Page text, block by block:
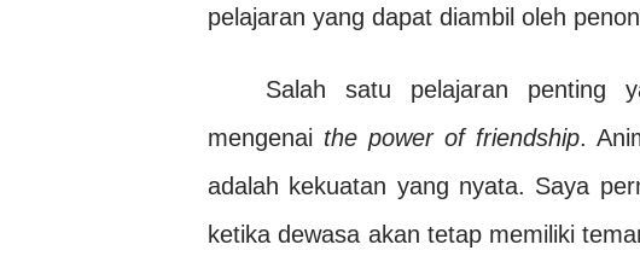
pelajaran yang dapat diambil oleh
Salah satu pelajaran penting
mengenai the power of friendship.
adalah kekuatan yang nyata. Saya
ketika dewasa akan tetap memiliki